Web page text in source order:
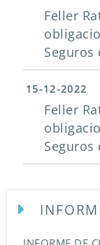
Feller
Seguros
15-12-2022
Feller
Seguros